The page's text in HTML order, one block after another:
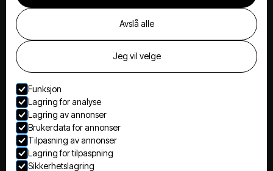
Avslå alle
Jeg vil velge
Funksjon
Lagring for analyse
Lagring av annonser
Brukerdata for annonser
Tilpasning av annonser
Lagring for tilpaspning
Sikkerhetslagring
Kontakt
+47 639 01 000
post@arctictrafikkskole.no
Runnibakken 7, 2150 Årnes
© Arctic TrafikkskoleNettside levert av Horn Media
Personvern